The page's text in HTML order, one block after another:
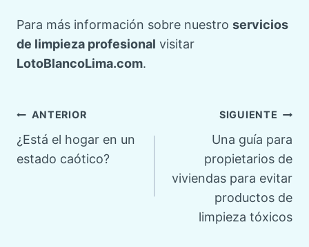
Para más información sobre nuestro servicios
de limpieza profesional visitar
LotoBlancoLima.com.
Navegación
de
ANTERIOR
¿Está el hogar en un
estado caótico?
SIGUIENTE
Una guía para
propietarios de
viviendas para evitar
productos de
limpieza tóxicos